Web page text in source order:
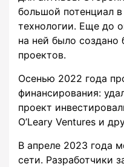
большой потенциал
технологии. Еще до
на ней было создано
проектов.
Осенью 2022 года
финансирования:
проект
O’Leary Ventures и
В апреле 2023 года
сети. Разработчики